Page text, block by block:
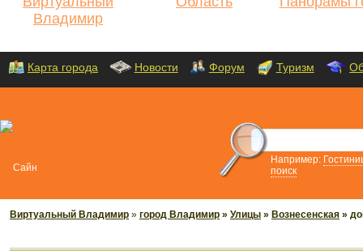
Владимир
Карта города Новости Форум Туризм
Например:
поиск
Виртуальный Владимир » город Владимир » Улицы » Вознесенская »